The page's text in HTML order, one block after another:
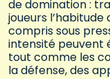
de domination :
joueurs
compris sous
intensité peuvent
tout comme les
la défense, des